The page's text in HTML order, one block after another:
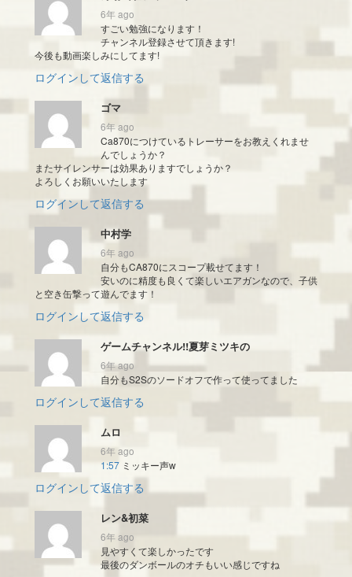
6年 ago
すごい勉強になります！
チャンネル登録させて頂きます!
今後も動画楽しみにしてます!
ログインして返信する
ゴマ
6年 ago
Ca870につけているトレーサーをお教えくれませ
んでしょうか？
またサイレンサーは効果ありますでしょうか？
よろしくお願いいたします
ログインして返信する
中村学
6年 ago
自分もCA870にスコープ載せてます！
安いのに精度も良くて楽しいエアガンなので、子供
と空き缶撃って遊んでます！
ログインして返信する
ゲームチャンネル!!夏芽ミツキの
6年 ago
自分もS2Sのソードオフで作って使ってました
ログインして返信する
ムロ
6年 ago
1:57 ミッキー声w
ログインして返信する
レン&初菜
6年 ago
見やすくて楽しかったです
最後のダンボールのオチもいい感じですね